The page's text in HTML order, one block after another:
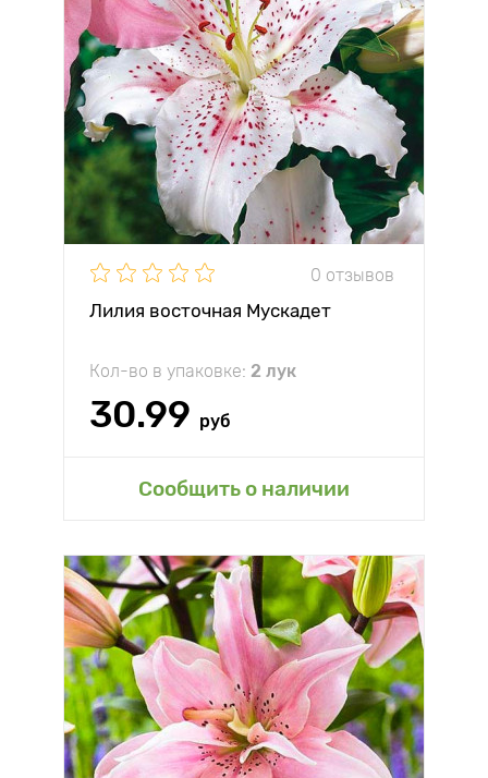
0 отзывов
Лилия восточная Мускадет
Кол-во в упаковке: 2 лук
30.99 руб
Сообщить о наличии